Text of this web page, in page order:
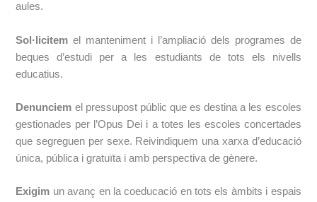
aules.
Sol·licitem ​el manteniment i l’ampliació dels programes de
beques d’estudi per a les estudiants de tots els nivells
educatius.
Denunciem ​el pressupost públic que es destina a les escoles
gestionades per l’Opus Dei i a totes les escoles concertades
que segreguen per sexe. Reivindiquem una xarxa d’educació
única, pública i gratuïta i amb perspectiva de gènere.
Exigim ​un avanç en la coeducació en tots els àmbits i espais